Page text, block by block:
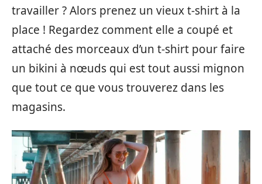
travailler ? Alors prenez un vieux t-shirt à la
place ! Regardez comment elle a coupé et
attaché des morceaux d’un t-shirt pour faire
un bikini à nœuds qui est tout aussi mignon
que tout ce que vous trouverez dans les
magasins.